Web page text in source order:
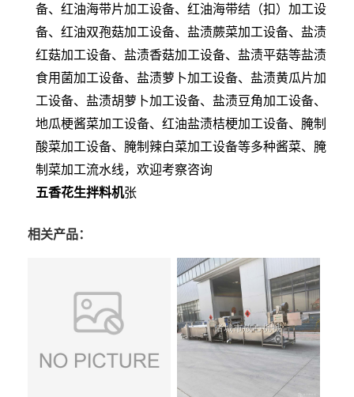
备、红油海带片加工设备、红油海带结（扣）加工设
备、红油双孢菇加工设备、盐渍蕨菜加工设备、盐渍
红菇加工设备、盐渍香菇加工设备、盐渍平菇等盐渍
食用菌加工设备、盐渍萝卜加工设备、盐渍黄瓜片加
工设备、盐渍胡萝卜加工设备、盐渍豆角加工设备、
地瓜梗酱菜加工设备、红油盐渍桔梗加工设备、腌制
酸菜加工设备、腌制辣白菜加工设备等多种酱菜、腌
制菜加工流水线，欢迎考察咨询
五香花生拌料机张
相关产品：